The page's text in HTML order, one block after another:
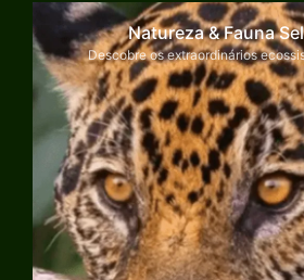
Natureza & Fauna
Descobre os extraordinários
Explorar